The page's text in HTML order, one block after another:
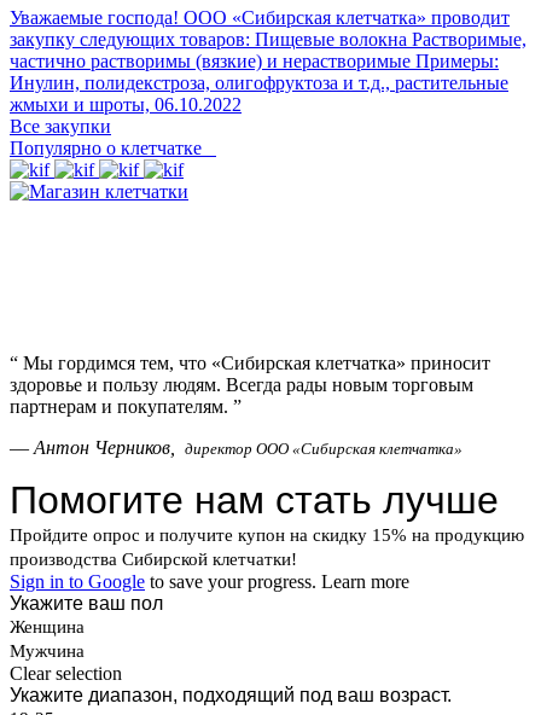
Уважаемые господа! ООО «Сибирская клетчатка» проводит
закупку следующих товаров: Пищевые волокна Растворимые,
частично растворимы (вязкие) и нерастворимые Примеры:
Инулин, полидекстроза, олигофруктоза и т.д., растительные
жмыхи и шроты, 06.10.2022
Все закупки
Популярно о клетчатке
“ Мы гордимся тем, что «Сибирская клетчатка» приносит
здоровье и пользу людям. Всегда рады новым торговым
партнерам и покупателям. ”
— Антон Черников, директор ООО «Сибирская клетчатка»